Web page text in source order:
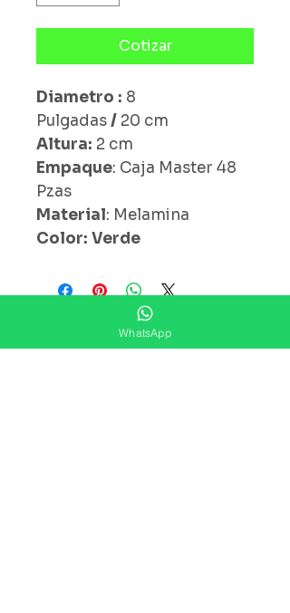
Cotizar
Diametro : 8
Pulgadas/ 20 cm
Altura: 2 cm
Empaque: Caja Master 48
Pzas
Material: Melamina
Color: Verde
¿ Ya Nos Sigues ?
WhatsApp